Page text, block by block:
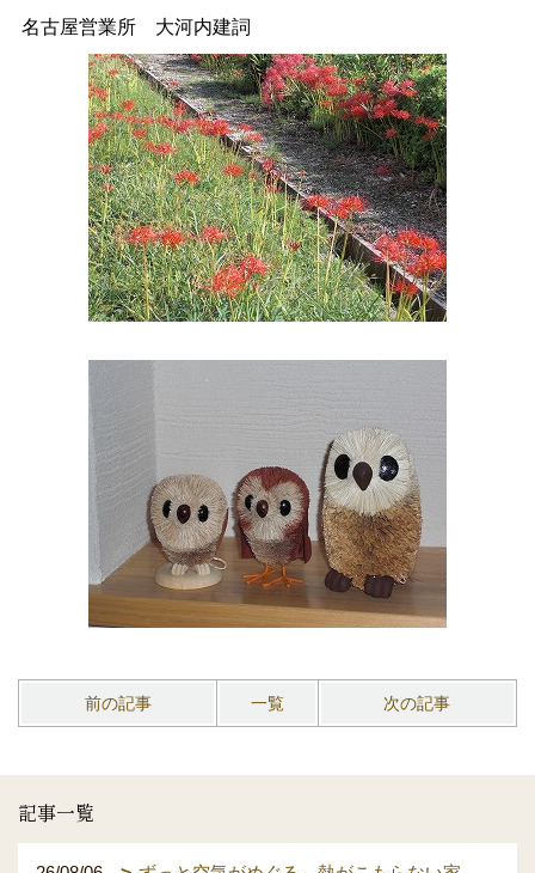
名古屋営業所 大河内建詞
前の記事 一覧 次の記事
記事一覧